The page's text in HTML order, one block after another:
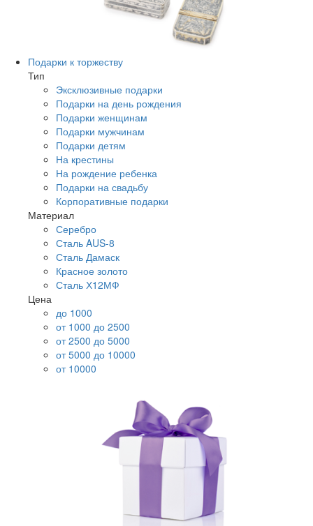
Подарки к торжеству
Тип
Эксклюзивные подарки
Подарки на день рождения
Подарки женщинам
Подарки мужчинам
Подарки детям
На крестины
На рождение ребенка
Подарки на свадьбу
Корпоративные подарки
Материал
Серебро
Сталь AUS-8
Сталь Дамаск
Красное золото
Сталь Х12МФ
Цена
до 1000
от 1000 до 2500
от 2500 до 5000
от 5000 до 10000
от 10000